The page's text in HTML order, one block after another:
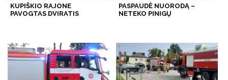
KUPIŠKIO RAJONE
PAVOGTAS DVIRATIS
PASPAUDĖ NUORODĄ –
NETEKO PINIGŲ